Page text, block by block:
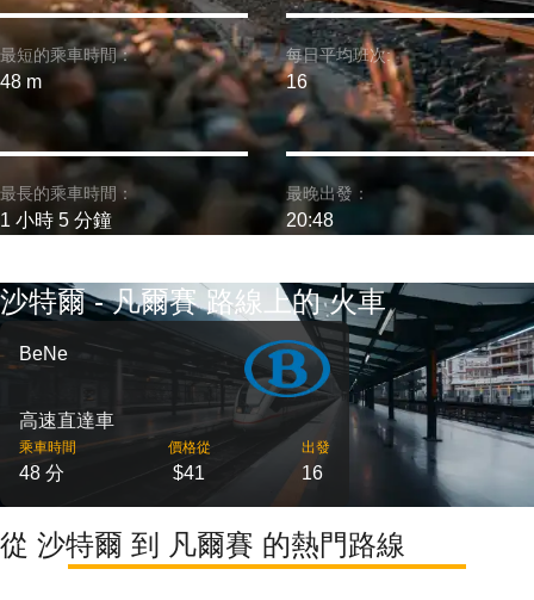
最短的乘車時間：
48 m
最長的乘車時間：
1 小時 5 分鐘
每日平均班次:
16
最晚出發：
20:48
沙特爾 - 凡爾賽 路線上的 火車
BeNe
高速直達車
乘車時間
48 分
價格從
$41
出發
16
從 沙特爾 到 凡爾賽 的熱門路線